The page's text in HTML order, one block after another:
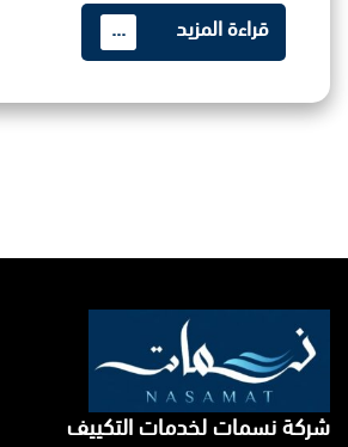
قراءة المزيد ...
شركة نسمات لخدمات التكييف